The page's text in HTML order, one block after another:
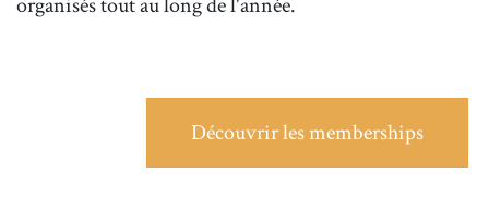
Découvrir les memberships